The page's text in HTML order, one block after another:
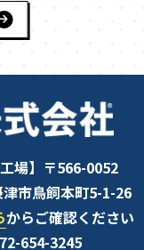
工場】〒566-0052
市鳥飼本町5-1-26
からご確認ください
654-3245